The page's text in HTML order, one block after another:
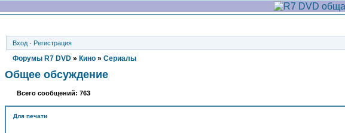
Вход · Регистрация
Форумы R7 DVD » Кино » Сериалы
Общее обсуждение
Всего сообщений: 763
Для печати